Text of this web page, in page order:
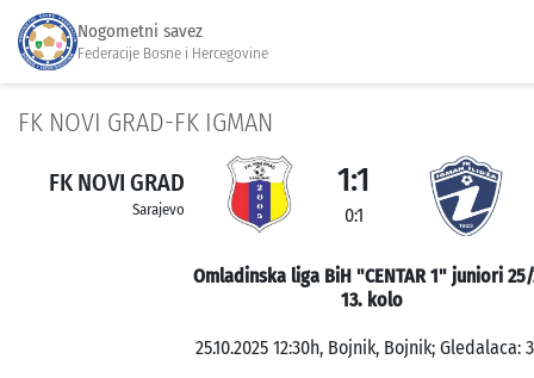
Nogometni savez
Federacije Bosne i Hercegovine
FK NOVI GRAD-FK IGMAN
FK NOVI GRAD
Sarajevo
1:1
0:1
Omladinska liga BiH "CENTAR 1" juniori
13. kolo
25.10.2025 12:30h, Bojnik, Bojnik; Gledalaca: